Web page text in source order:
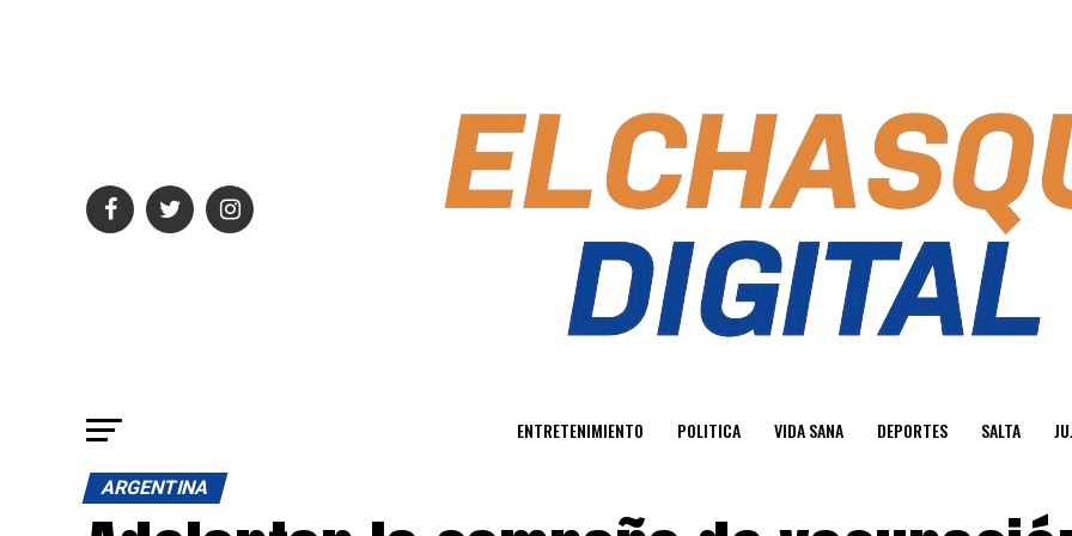
ENTRETENIMIENTO POLITICA VIDA SANA DEPORTES SALTA
ARGENTINA